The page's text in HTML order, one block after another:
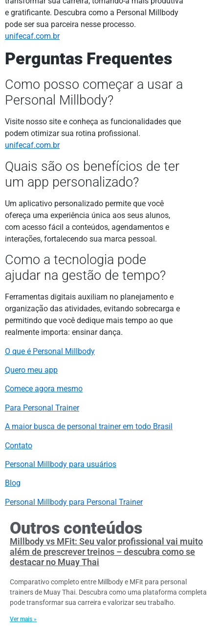
e gratificante. Descubra como a Personal Millbody
pode ser sua parceira nesse processo.
unifecaf.com.br
Perguntas Frequentes
Como posso começar a usar a
Personal Millbody?
Visite nosso site e conheça as funcionalidades que
podem otimizar sua rotina profissional.
unifecaf.com.br
Quais são os benefícios de ter
um app personalizado?
Um aplicativo personalizado permite que você
ofereça uma experiência única aos seus alunos,
com acesso fácil a conteúdos, agendamentos e
interações, fortalecendo sua marca pessoal.
Como a tecnologia pode
ajudar na gestão de tempo?
Ferramentas digitais auxiliam no planejamento e
organização das atividades, evitando sobrecarga e
permitindo que você dedique mais tempo ao que
realmente importa: ensinar dança.
O que é Personal Millbody
Quero meu app
Comece agora mesmo
Para Personal Trainer
A maior busca de personal trainer em todo Brasil
Contato
Personal Millbody para usuários
Blog
Personal Millbody para Personal Trainer
Outros conteúdos
Millbody vs MFit: Seu valor profissional vai muito
além de prescrever treinos – descubra como se
destacar no Muay Thai
Comparativo completo entre Millbody e MFit para personal
trainers de Muay Thai. Descubra como uma plataforma completa
pode transformar sua carreira e valorizar seu trabalho.
Ver mais »